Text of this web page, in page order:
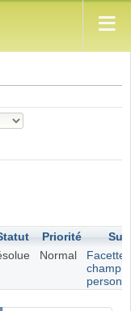
Priorité
Normal
Facette
champ